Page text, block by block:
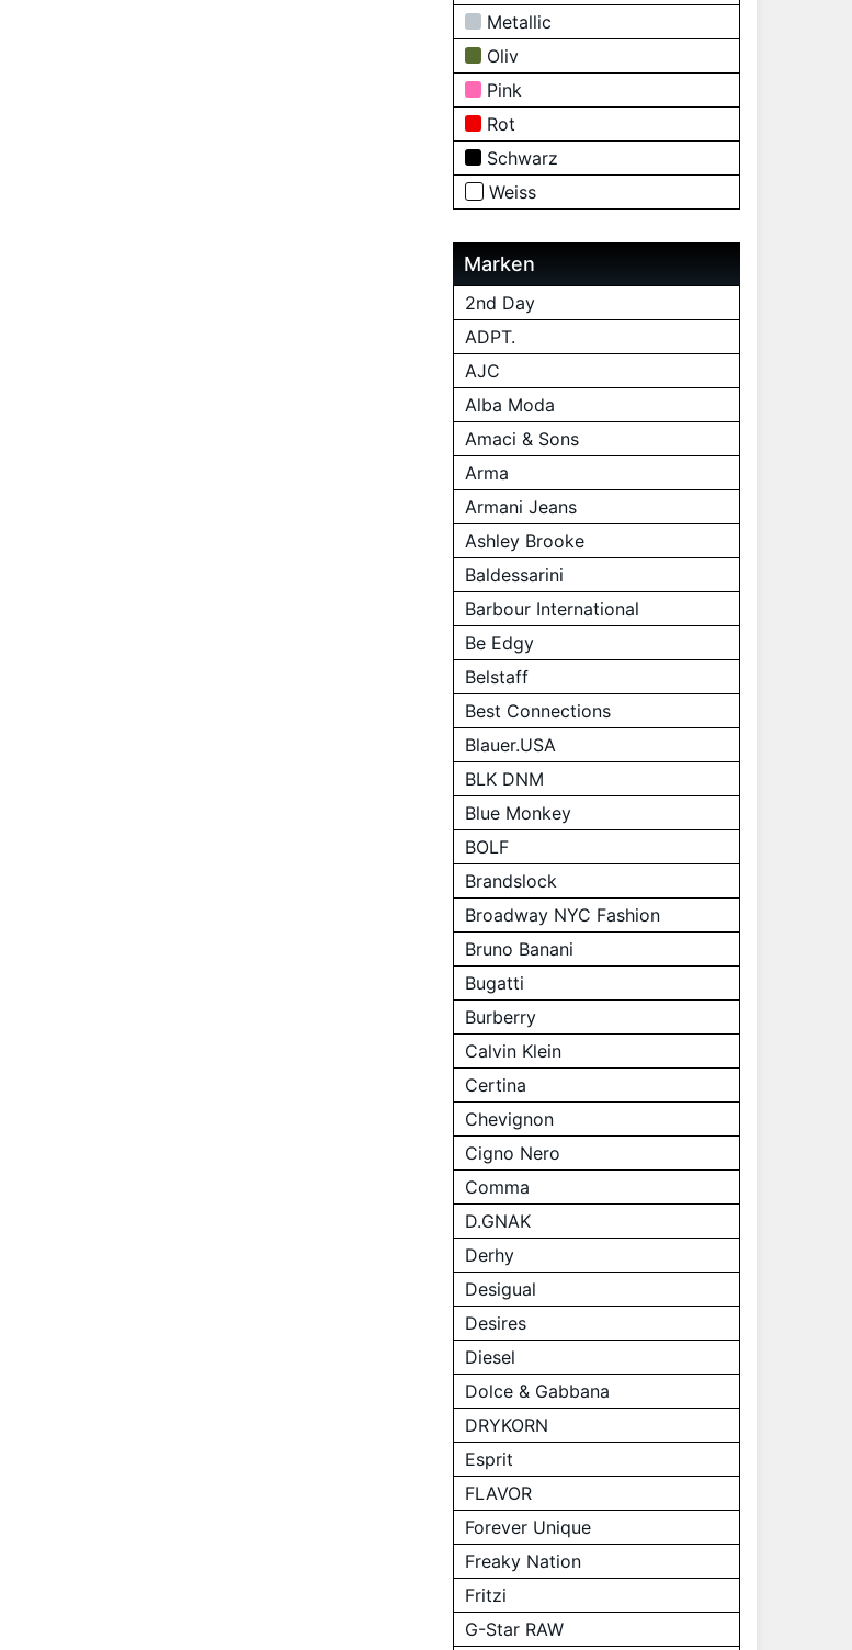
Metallic
Oliv
Pink
Rot
Schwarz
Weiss
Marken
2nd Day
ADPT.
AJC
Alba Moda
Amaci & Sons
Arma
Armani Jeans
Ashley Brooke
Baldessarini
Barbour International
Be Edgy
Belstaff
Best Connections
Blauer.USA
BLK DNM
Blue Monkey
BOLF
Brandslock
Broadway NYC Fashion
Bruno Banani
Bugatti
Burberry
Calvin Klein
Certina
Chevignon
Cigno Nero
Comma
D.GNAK
Derhy
Desigual
Desires
Diesel
Dolce & Gabbana
DRYKORN
Esprit
FLAVOR
Forever Unique
Freaky Nation
Fritzi
G-Star RAW